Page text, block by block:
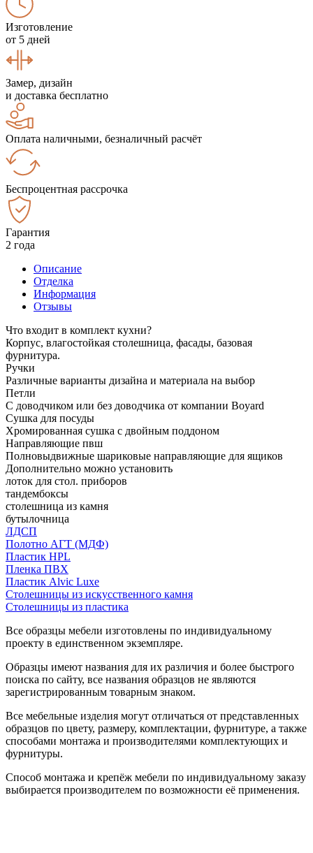
Изготовление
от 5 дней
Замер, дизайн
и доставка бесплатно
Оплата наличными, безналичный расчёт
Беспроцентная рассрочка
Гарантия
2 года
Описание
Отделка
Информация
Отзывы
Что входит в комплект кухни?
Корпус, влагостойкая столешница, фасады, базовая
фурнитура.
Ручки
Различные варианты дизайна и материала на выбор
Петли
С доводчиком или без доводчика от компании Boyard
Сушка для посуды
Хромированная сушка с двойным поддоном
Направляющие пвш
Полновыдвижные шариковые направляющие для ящиков
Дополнительно можно установить
лоток для стол. приборов
тандембоксы
столешница из камня
бутылочница
ЛДСП
Полотно АГТ (МДФ)
Пластик HPL
Пленка ПВХ
Пластик Alvic Luxe
Столешницы из искусственного камня
Столешницы из пластика
Все образцы мебели изготовлены по индивидуальному
проекту в единственном экземпляре.
Образцы имеют названия для их различия и более быстрого
поиска по сайту, все названия образцов не являются
зарегистрированным товарным знаком.
Все мебельные изделия могут отличаться от представленных
образцов по цвету, размеру, комплектации, фурнитуре, а также
способами монтажа и производителями комплектующих и
фурнитуры.
Способ монтажа и крепёж мебели по индивидуальному заказу
выбирается производителем по возможности её применения.